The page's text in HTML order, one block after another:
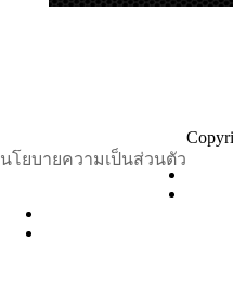
นโยบายความเป็นส่วนตัว